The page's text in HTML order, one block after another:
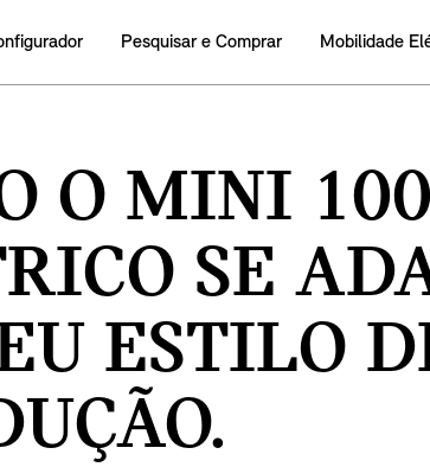
Pesquisar e Comprar Mobilidade
O MINI
SE
ESTILO